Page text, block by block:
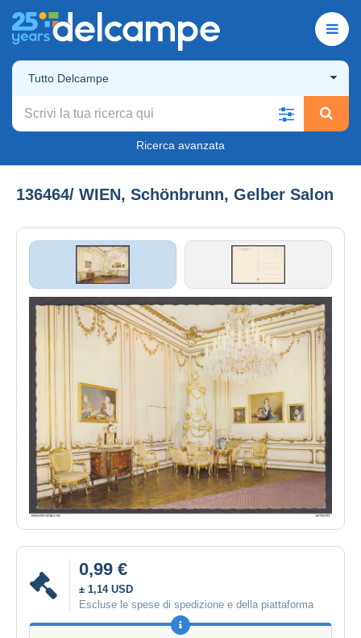
Tutto Delcampe
Ricerca avanzata
136464/ WIEN, Schönbrunn, Gelber Salon
0,99 €
± 1,14 USD
Escluse le spese di spedizione e della piattaforma